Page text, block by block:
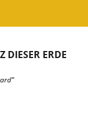
DIESER ERDE